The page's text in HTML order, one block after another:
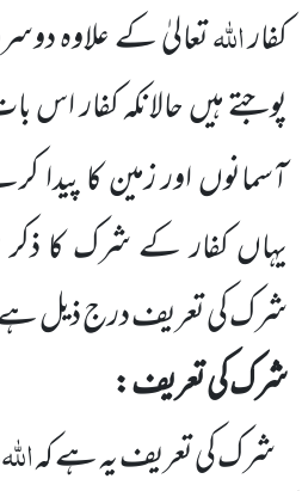
کفاراللہتعالیٰ کے علاوہ
پوجتے ہیں حالانکہ کفار اس
آسمانوں اور زمین کا پیدا
یہاں کفار کے شرک کا
شرک کی تعریف درج ذیل
شرک کی تعریف :
شرک کی تعریف یہ ہے کہ